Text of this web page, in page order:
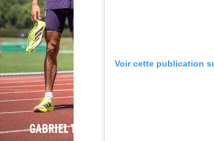
Voir cette publication